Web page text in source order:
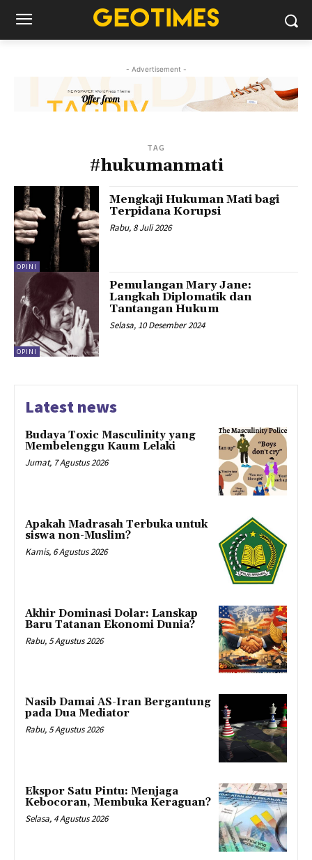
- Advertisement -
TAG
#hukumanmati
OPINI
Mengkaji Hukuman Mati bagi
Terpidana Korupsi
Rabu, 8 Juli 2026
OPINI
Pemulangan Mary Jane:
Langkah Diplomatik dan
Tantangan Hukum
Selasa, 10 Desember 2024
Latest news
Budaya Toxic Masculinity yang
Membelenggu Kaum Lelaki
Jumat, 7 Agustus 2026
Apakah Madrasah Terbuka untuk
siswa non-Muslim?
Kamis, 6 Agustus 2026
Akhir Dominasi Dolar: Lanskap
Baru Tatanan Ekonomi Dunia?
Rabu, 5 Agustus 2026
Nasib Damai AS-Iran Bergantung
pada Dua Mediator
Rabu, 5 Agustus 2026
Ekspor Satu Pintu: Menjaga
Kebocoran, Membuka Keraguan?
Selasa, 4 Agustus 2026